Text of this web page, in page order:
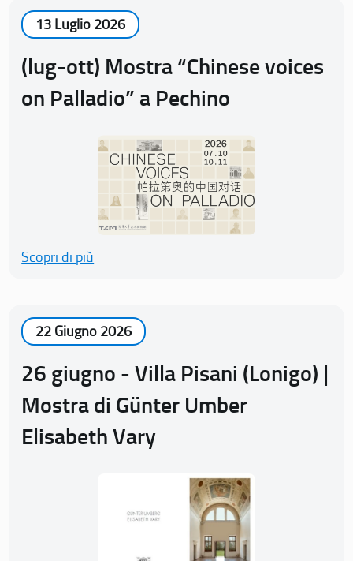
13 Luglio 2026
(lug-ott) Mostra “Chinese voices
on Palladio” a Pechino
Scopri di più
22 Giugno 2026
26 giugno - Villa Pisani (Lonigo) |
Mostra di Günter Umber
Elisabeth Vary